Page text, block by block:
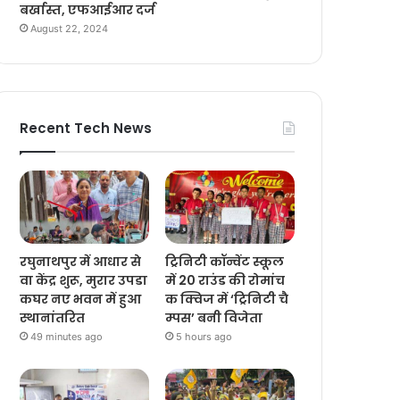
बर्खास्त, एफआईआर दर्ज
August 22, 2024
Recent Tech News
रघुनाथपुर में आधार से
वा केंद्र शुरू, मुरार उपडा
कघर नए भवन में हुआ
स्थानांतरित
49 minutes ago
ट्रिनिटी कॉन्वेंट स्कूल
में 20 राउंड की रोमांच
क क्विज में ‘ट्रिनिटी चै
म्पस’ बनी विजेता
5 hours ago